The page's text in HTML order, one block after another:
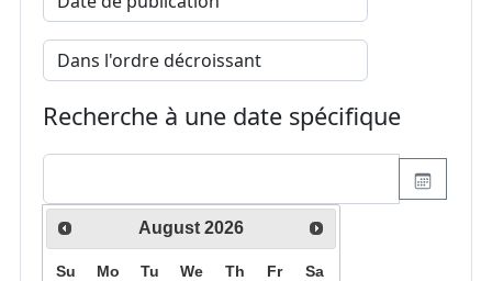
Recherche à une date spécifique
August 2026
Su Mo Tu We Th Fr Sa